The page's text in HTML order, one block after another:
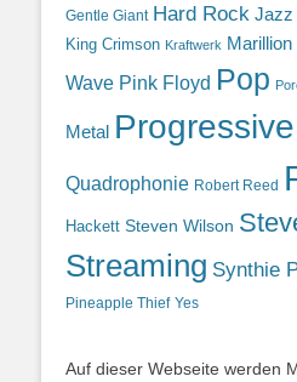
Gentle Giant Hard Rock Jazz
King Crimson Kraftwerk Marillion
Wave Pink Floyd Pop
Metal
Quadrophonie Robert Reed
Hackett Steven Wilson
Streaming Synthie
Pineapple Thief Yes
Auf dieser Webseite werden